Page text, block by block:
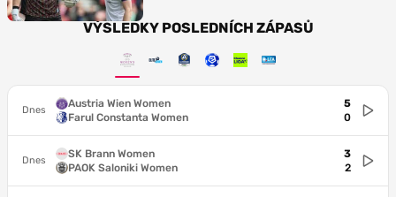
VÝSLEDKY POSLEDNÍCH ZÁPASŮ
Dnes
Austria Wien Women
Farul Constanta Women
5
0
Dnes
SK Brann Women
PAOK Saloniki Women
3
2